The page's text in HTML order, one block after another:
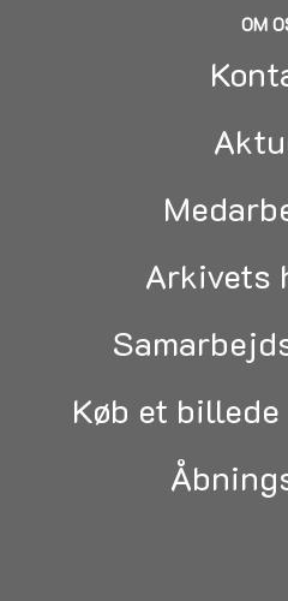
OM
Arkivets
Køb et